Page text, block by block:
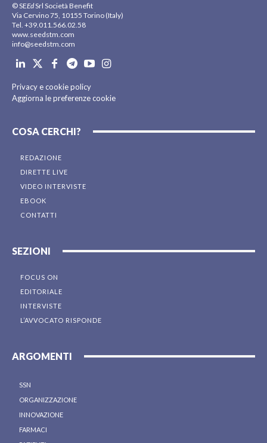
© SEEdSrl Società Benefit
Via Cervino 75, 10155 Torino (Italy)
Tel. +39.011.566.02.58
www.seedstm.com
info@seedstm.com
Privacy e cookie policy
Aggiorna le preferenze cookie
COSA CERCHI?
REDAZIONE
DIRETTE LIVE
VIDEO INTERVISTE
EBOOK
CONTATTI
SEZIONI
FOCUS ON
EDITORIALE
INTERVISTE
L’AVVOCATO RISPONDE
ARGOMENTI
SSN
ORGANIZZAZIONE
INNOVAZIONE
FARMACI